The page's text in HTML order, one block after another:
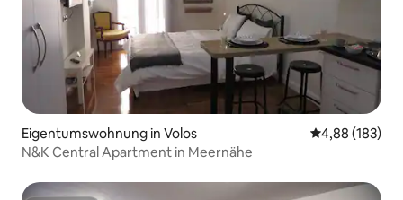
Eigentumswohnung in Volos
4,88 (183)
N&K Central Apartment in Meernähe